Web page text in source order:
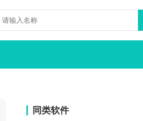
同类软件